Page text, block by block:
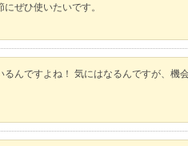
ぜひ使いたいです。
るんですよね！ 気にはなるんですが、機